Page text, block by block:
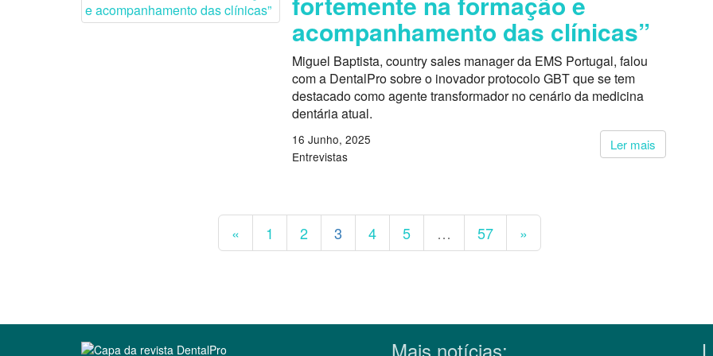
acompanhamento das clínicas”
Miguel Baptista, country sales manager da EMS Portugal, falou
com a DentalPro sobre o inovador protocolo GBT que se tem
destacado como agente transformador no cenário da medicina
dentária atual.
Ler mais
16 Junho, 2025
Entrevistas
« 1 2 3 4 5 … 57 »
Mais notícias: